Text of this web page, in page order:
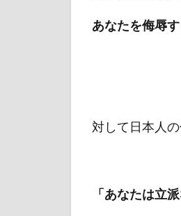
あなたを侮辱
対して日本人
「あなたは立